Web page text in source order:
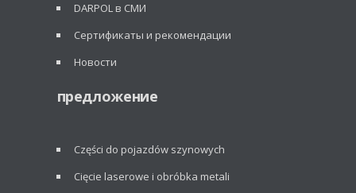
DARPOL в СМИ
Сертификаты и рекомендации
Новости
предложение
Części do pojazdów szynowych
Cięcie laserowe i obróbka metali